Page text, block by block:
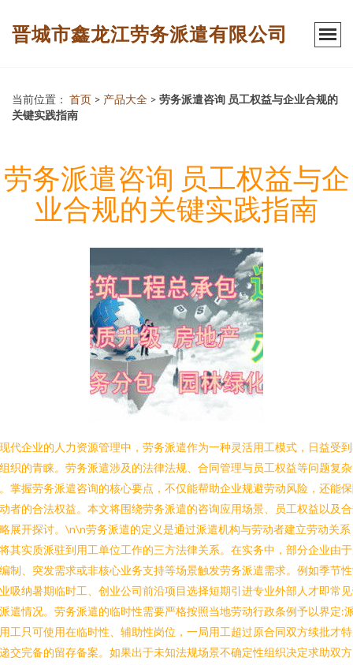
晋城市鑫龙江劳务派遣有限公司
当前位置： 首页 > 产品大全 > 劳务派遣咨询 员工权益与企业合规的
关键实践指南
劳务派遣咨询 员工权益与企
业合规的关键实践指南
代企业的人力资源管理中，劳务派遣作为一种灵活用工模式，日益受
织的青睐。劳务派遣涉及的法律法规、合同管理与员工权益等问题复
掌握劳务派遣咨询的核心要点，不仅能帮助企业规避劳动风险，还能
者的合法权益。本文将围绕劳务派遣的咨询应用场景、员工权益以及
展开探讨。\n\n劳务派遣的定义是通过派遣机构与劳动者建立劳动关系
其实质派驻到用工单位工作的三方法律关系。在实务中，部分企业由
制、突发需求或非核心业务支持等场景触发劳务派遣需求。例如季节
吸纳暑期临时工、创业公司前沿项目选择短期引进专业外部人才即常
遣情况。劳务派遣的临时性需要严格按照当地劳动行政条例予以界定:
工只可使用在临时性、辅助性岗位，一局用工超过原合同双方续批才
交完备的留存备案。如果出于未知法规场景不确定性组织决定求助双方